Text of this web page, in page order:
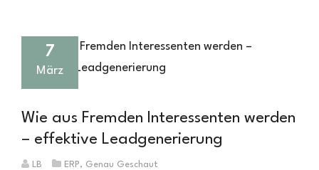
7
März
Wie aus Fremden Interessenten werden
– effektive Leadgenerierung
LB ERP, Genau Geschaut